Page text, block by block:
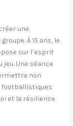
une
À 15 ans, le
sur l’esprit
Une séance
non
footballistiques
et la résilience